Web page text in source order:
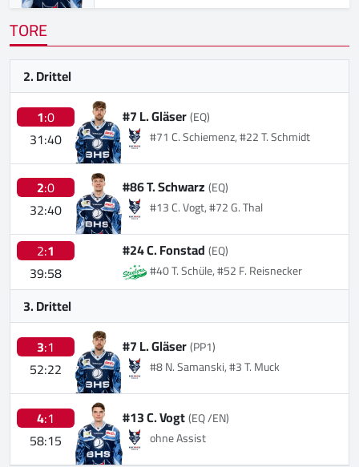
TORE
2. Drittel
1:0
31:40
#7 L. Gläser(EQ)
#71 C. Schiemenz, #22 T. Schmidt
2:0
32:40
#86 T. Schwarz(EQ)
#13 C. Vogt, #72 G. Thal
2:1
39:58
#24 C. Fonstad(EQ)
#40 T. Schüle, #52 F. Reisnecker
3. Drittel
3:1
52:22
#7 L. Gläser(PP1)
#8 N. Samanski, #3 T. Muck
4:1
58:15
#13 C. Vogt(EQ /EN)
ohne Assist